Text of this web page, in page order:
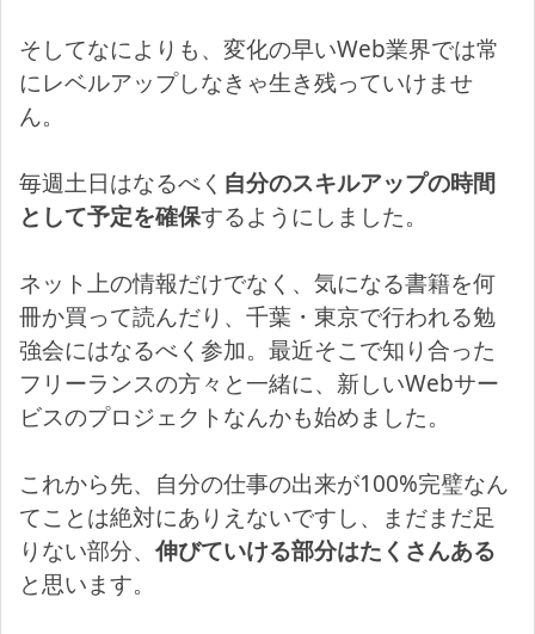
そしてなによりも、変化の早いWeb業界では常
にレベルアップしなきゃ生き残っていけませ
ん。
毎週土日はなるべく 自分のスキルアップの時間
として予定を確保するようにしました。
ネット上の情報だけでなく、気になる書籍を何
冊か買って読んだり、千葉・東京で行われる勉
強会にはなるべく参加。最近そこで知り合った
フリーランスの方々と一緒に、新しいWebサー
ビスのプロジェクトなんかも始めました。
これから先、自分の仕事の出来が100%完璧なん
てことは絶対にありえないですし、まだまだ足
りない部分、 伸びていける部分はたくさんある
と思います。